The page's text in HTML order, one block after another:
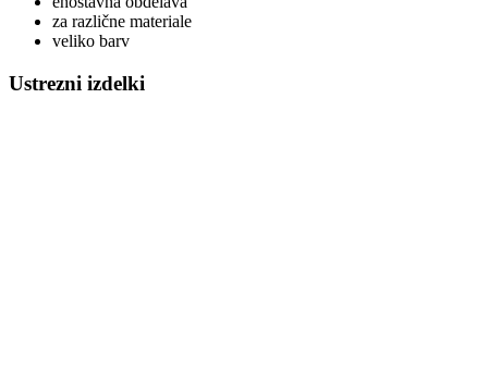
za različne materiale
veliko barv
Ustrezni izdelki